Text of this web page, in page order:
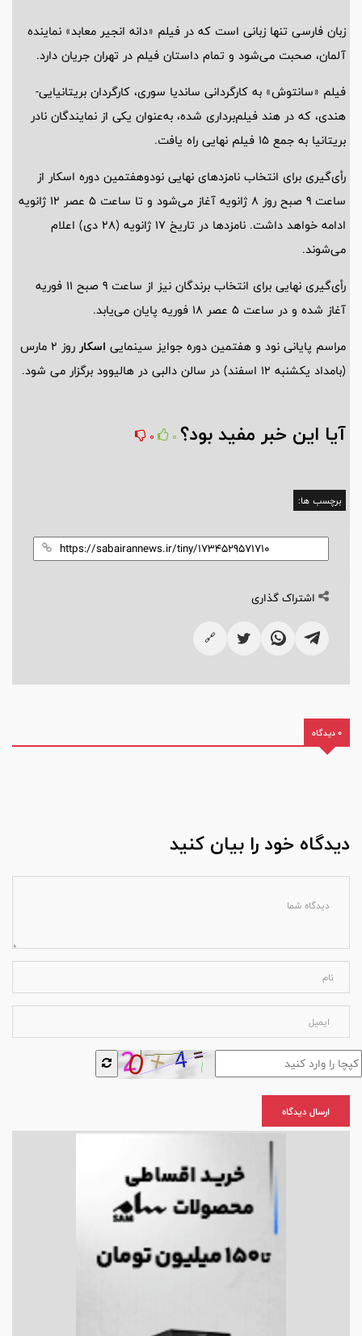
زبان فارسی تنها زبانی است که در فیلم «دانه انجیر معابد» نماینده
آلمان، صحبت می‌شود و تمام داستان فیلم در تهران جریان دارد.
فیلم «سانتوش» به کارگردانی ساندیا سوری، کارگردان بریتانیایی-
هندی، که در هند فیلم‌برداری شده، به‌عنوان یکی از نمایندگان نادر
بریتانیا به جمع 15 فیلم نهایی راه یافت.
رأی‌گیری برای انتخاب نامزدهای نهایی نودوهفتمین دوره اسکار از
ساعت 9 صبح روز 8 ژانویه آغاز می‌شود و تا ساعت 5 عصر 12 ژانویه
ادامه خواهد داشت. نامزدها در تاریخ 17 ژانویه (28 دی) اعلام
می‌شوند.
رأی‌گیری نهایی برای انتخاب برندگان نیز از ساعت 9 صبح 11 فوریه
آغاز شده و در ساعت 5 عصر 18 فوریه پایان می‌یابد.
مراسم پایانی نود و هفتمین دوره جوایز سینمایی اسکار
روز 2 مارس
(بامداد یکشنبه 12 اسفند) در سالن دالبی در هالیوود برگزار می شود.
آیا این خبر مفید بود؟ 0
0
برچسب ها:
اشتراک گذاری
🔗
0 دیدگاه
دیدگاه خود را بیان کنید
ارسال دیدگاه